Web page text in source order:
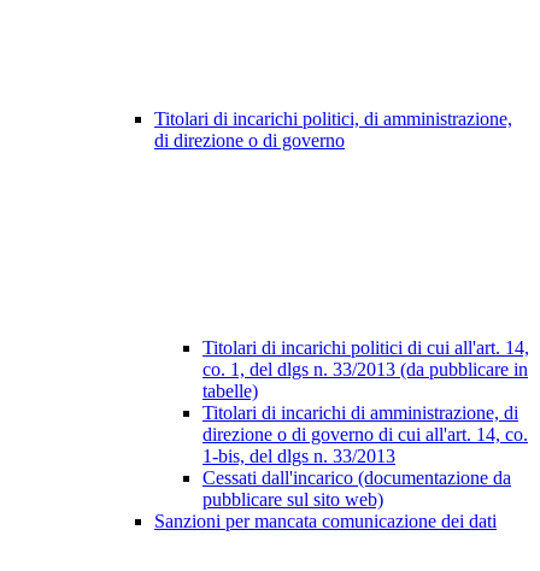
Titolari di incarichi politici, di amministrazione,
di direzione o di governo
Titolari di incarichi politici di cui all'art. 14,
co. 1, del dlgs n. 33/2013 (da pubblicare in
tabelle)
Titolari di incarichi di amministrazione, di
direzione o di governo di cui all'art. 14, co.
1-bis, del dlgs n. 33/2013
Cessati dall'incarico (documentazione da
pubblicare sul sito web)
Sanzioni per mancata comunicazione dei dati